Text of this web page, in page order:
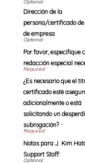
Dirección de la
persona/certificado
de empresa
Por favor, especifique
redacción especial
¿Es necesario que el
certificado esté
adicionalmente o está
solicitando un
subrogación? *
Notas para J. Kim
Support Staff: